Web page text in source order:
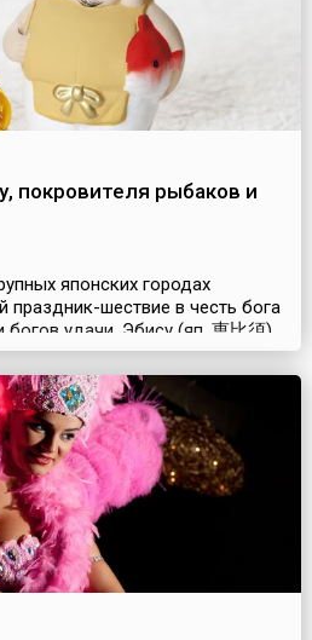
покровителя рыбаков и
японских городах
праздник-шествие в честь бога
удачи. Эбису (яп. 恵比須)
покровителем рыбаков и
что богиня Солнца
и превратила в рыбака,
хлеб насущный. Поэтому-то
покровителем людей этих п...